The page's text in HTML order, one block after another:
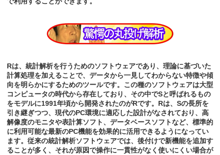
Rは、統計解析を行うためのソフトウェアであり、理論に基づいた
計算処理を加えることで、データから一見してわからない特徴や傾
向を明らかにするためのツールです。この種のソフトウェアは大型
コンピュータの時代から存在しており、その中でSと呼ばれるもの
をモデルに1991年頃から開発されたのがRです。Rは、Sの長所を
引き継ぎつつ、現代のPC環境に適応した設計がなされており、高
解像度のモニタや表計算ソフト、データベースソフトなど、標準的
に利用可能な最新のPC機能を効果的に活用できるようになってい
ます。従来の統計解析ソフトウェアでは、後付けで新機能を追加す
ることが多く、それが原因で操作に一貫性がなく使いにくい場合が